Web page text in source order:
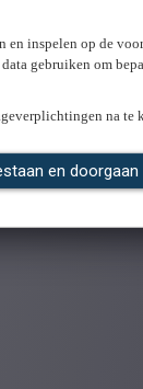
en inspelen op de
gebruiken om
na te
en doorgaan